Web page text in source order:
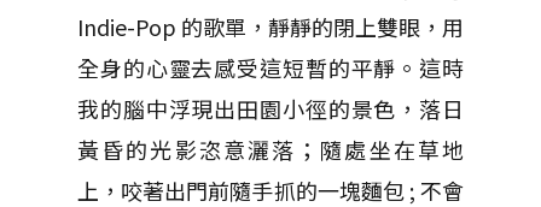
Indie-Pop 的歌單，靜靜的閉上雙眼，用
全身的心靈去感受這短暫的平靜。這時
我的腦中浮現出田園小徑的景色，落日
黃昏的光影恣意灑落；隨處坐在草地
上，咬著出門前隨手抓的一塊麵包 ; 不會